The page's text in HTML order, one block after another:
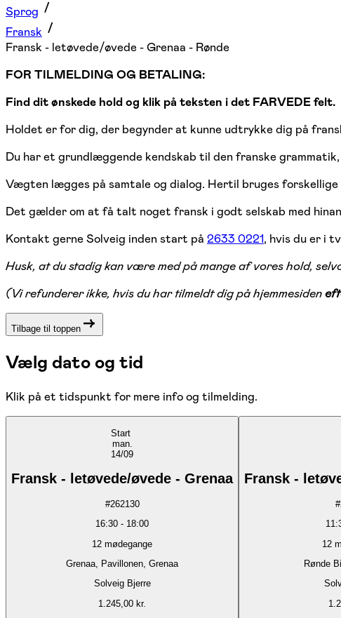
Sprog
Fransk
Fransk - letøvede/øvede - Grenaa - Rønde
FOR TILMELDING OG BETALING:
Find dit ønskede hold og klik på teksten i det FARVEDE felt.
Holdet er for dig, der begynder at kunne udtrykke dig på
Du har et grundlæggende kendskab til den franske
Vægten lægges på samtale og dialog. Hertil bruges
Det gælder om at få talt noget fransk i godt selskab med
Kontakt gerne Solveig inden start på 2633 0221, hvis du er i
Husk, at du stadig kan være med på mange af vores hold,
(Vi refunderer ikke, hvis du har tilmeldt dig på hjemmesiden
Tilbage til toppen
Vælg dato og tid
Klik på et tidspunkt for mere info og tilmelding.
Start
man.
14/09
Fransk - letøvede/øvede - Grenaa
#262130
16:30 - 18:00
12 mødegange
Grenaa, Pavillonen, Grenaa
Solveig Bjerre
1.245,00 kr.
Fransk -
#
12
Rønde